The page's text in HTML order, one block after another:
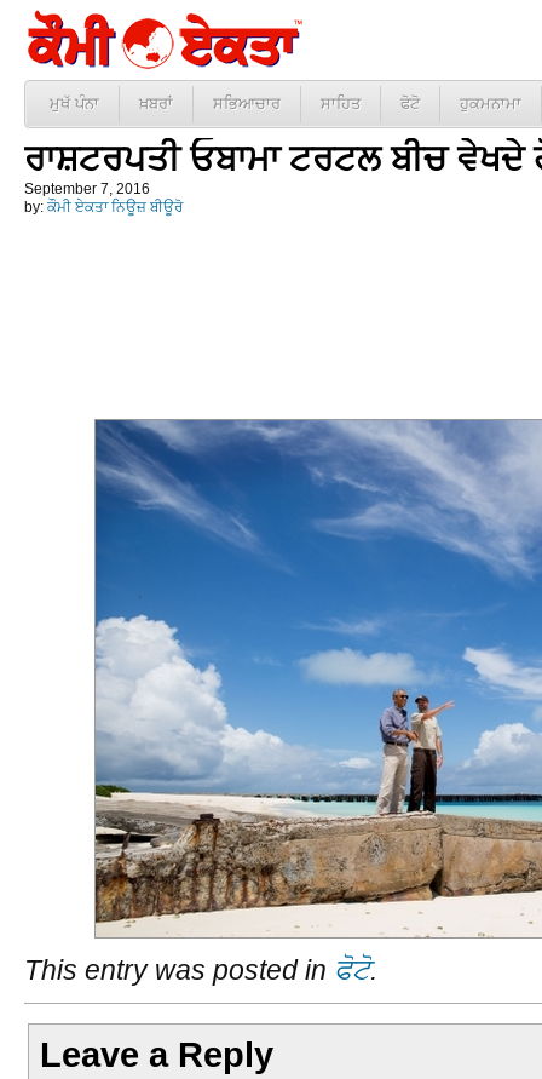
ਮੁਖੱ ਪੰਨਾ ਖ਼ਬਰਾਂ ਸਭਿਆਚਾਰ ਸਾਹਿਤ ਫੋਟੋ ਹੁਕਮਨਾਮਾ
ਰਾਸ਼ਟਰਪਤੀ ਓਬਾਮਾ ਟਰਟਲ ਬੀਚ ਵੇਖਦੇ
September 7, 2016
by: ਕੌਮੀ ਏਕਤਾ ਨਿਊਜ਼ ਬੀਊਰੋ
This entry was posted in ਫੋਟੋ.
Leave a Reply